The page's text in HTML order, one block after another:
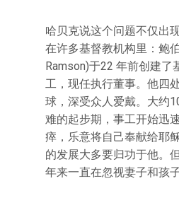
哈贝克说这个问题不仅出
在许多基督教机构里：鲍
Ramson)于22 年前创建了
工，现任执行董事。他四
球，深受众人爱戴。大约
难的起步期，事工开始迅
瘁，乐意将自己奉献给耶
的发展大多要归功于他。
年来一直在忽视妻子和孩子